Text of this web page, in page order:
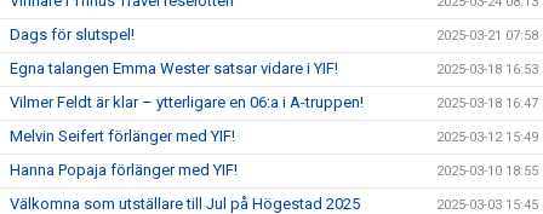
Dags för slutspel! 2025-03-21 07:58
Egna talangen Emma Wester satsar vidare i YIF! 2025-03-18 16:53
Vilmer Feldt är klar – ytterligare en 06:a i A-truppen! 2025-03-18 16:47
Melvin Seifert förlänger med YIF! 2025-03-12 15:49
Hanna Popaja förlänger med YIF! 2025-03-10 18:55
Välkomna som utställare till Jul på Högestad 2025 2025-03-03 15:45